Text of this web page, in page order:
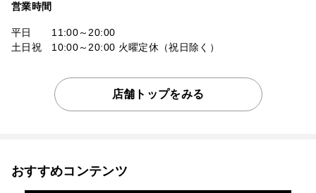
営業時間
平日 11:00～20:00
土日祝 10:00～20:00 火曜定休（祝日除く）
店舗トップをみる
おすすめコンテンツ